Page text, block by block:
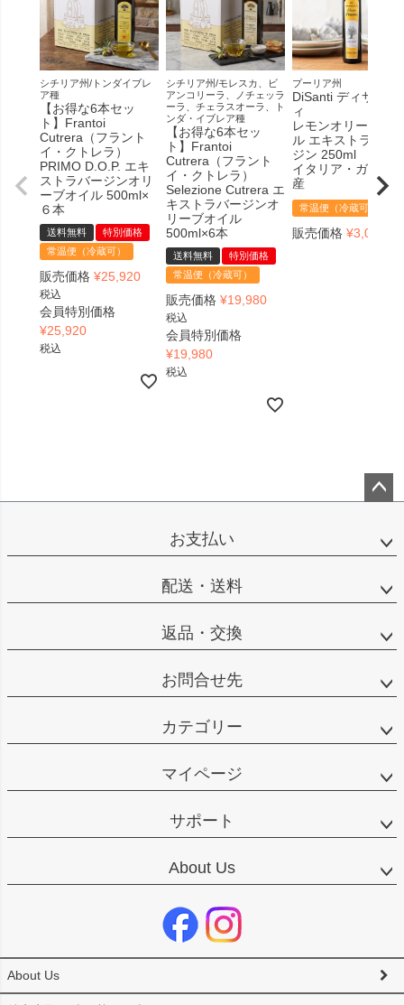
シチリア州/トンダイブレ
ア種
【お得な6本セッ
ト】Frantoi
Cutrera（フラント
イ・クトレラ）
PRIMO D.O.P. エキ
ストラバージンオリ
ーブオイル 500ml×
６本
送料無料
特別価格
常温便（冷蔵可）
販売価格 ¥25,920
税込
会員特別価格
¥25,920
税込
シチリア州/モレスカ、ビ
アンコリーラ、ノチェッラ
ーラ、チェラスオーラ、ト
ンダ・イブレア種
【お得な6本セッ
ト】Frantoi
Cutrera（フラント
イ・クトレラ）
Selezione Cutrera エ
キストラバージンオ
リーブオイル
500ml×6本
送料無料
特別価格
常温便（冷蔵可）
販売価格 ¥19,980
税込
会員特別価格
¥19,980
税込
プーリア州
DiSanti ディサンテ
ィ
レモンオリーブオ
ル エキストラヴァ
ジン 250ml
イタリア・ガルガ
産
常温便（冷蔵可）
販売価格 ¥3,078
ップ
お支払い
配送・送料
返品・交換
お問合せ先
カテゴリー
マイページ
サポート
About Us
About Us